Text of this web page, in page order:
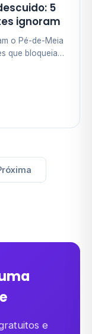
5
ignoram
o Pé-de-Meia
que bloqueiam
e